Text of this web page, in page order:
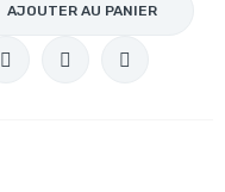
AJOUTER AU PANIER